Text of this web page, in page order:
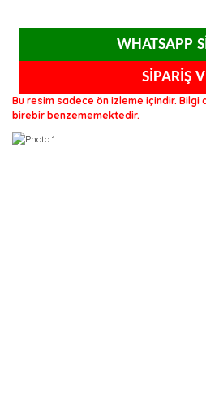
WHATSAPP
SİPARİŞ
Bu resim sadece ön izleme içindir. Bilgi
birebir benzememektedir.